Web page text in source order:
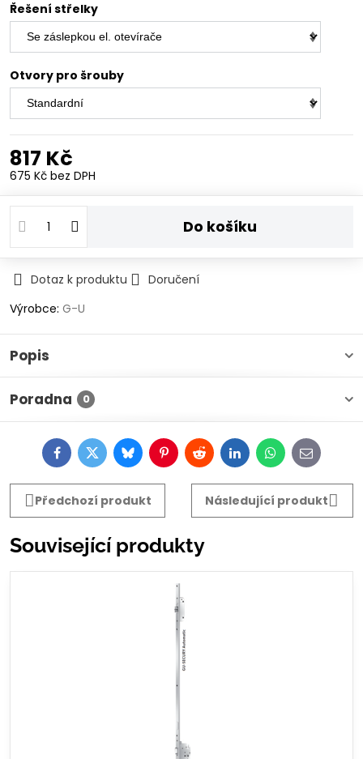
Řešení střelky
Otvory pro šrouby
817 Kč
675 Kč bez DPH
Do košíku
Dotaz k produktu
Doručení
Výrobce: G-U
Popis
Poradna 0
FacebookTwitterBlueskyPinterestRedditLinkedInWhatsApp
E-
mail
Předchozí produkt
Následující produkt
Související produkty